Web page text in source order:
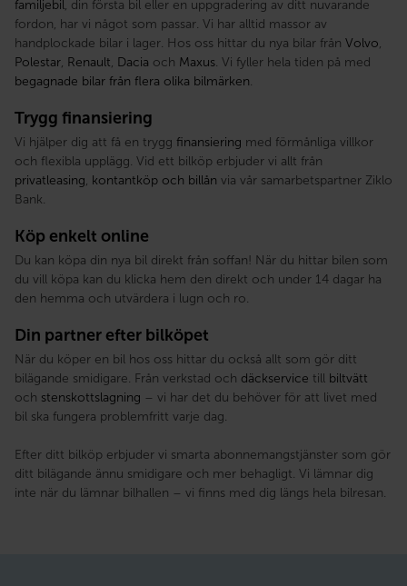
familjebil, din första bil eller en uppgradering av ditt nuvarande
fordon, har vi något som passar. Vi har alltid massor av
handplockade bilar i lager. Hos oss hittar du nya bilar från Volvo,
Polestar, Renault, Dacia och Maxus. Vi fyller hela tiden på med
begagnade bilar från flera olika bilmärken.
Trygg finansiering
Vi hjälper dig att få en trygg finansiering med förmånliga villkor
och flexibla upplägg. Vid ett bilköp erbjuder vi allt från
privatleasing, kontantköp och billån via vår samarbetspartner Ziklo
Bank.
Köp enkelt online
Du kan köpa din nya bil direkt från soffan! När du hittar bilen som
du vill köpa kan du klicka hem den direkt och under 14 dagar ha
den hemma och utvärdera i lugn och ro.
Din partner efter bilköpet
När du köper en bil hos oss hittar du också allt som gör ditt
bilägande smidigare. Från verkstad och däckservice till biltvätt
och stenskottslagning – vi har det du behöver för att livet med
bil ska fungera problemfritt varje dag.
Efter ditt bilköp erbjuder vi smarta abonnemangstjänster som gör
ditt bilägande ännu smidigare och mer behagligt. Vi lämnar dig
inte när du lämnar bilhallen – vi finns med dig längs hela bilresan.